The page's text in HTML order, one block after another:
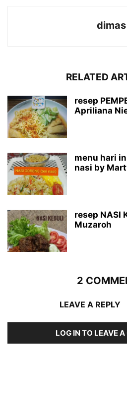
dimas
RELATED
resep
Apriliana
menu hari
nasi by
resep NASI
Muzaroh
2
LEAVE A REPLY
LOG IN TO LEAVE